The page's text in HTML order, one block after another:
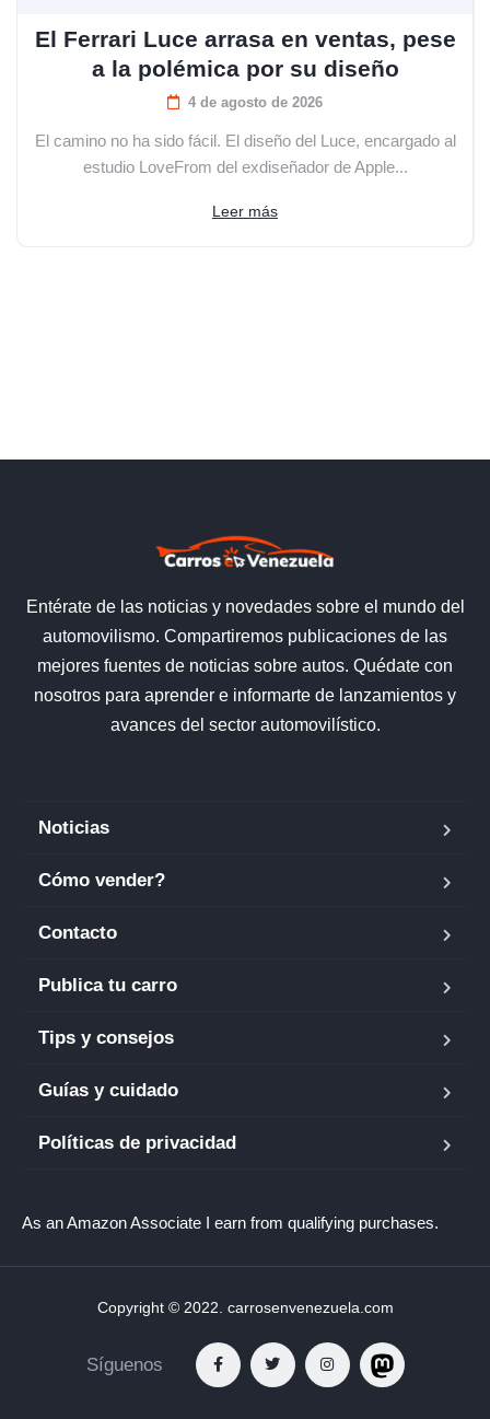
El Ferrari Luce arrasa en ventas, pese
a la polémica por su diseño
4 de agosto de 2026
El camino no ha sido fácil. El diseño del Luce, encargado al
estudio LoveFrom del exdiseñador de Apple...
Leer más
Entérate de las noticias y novedades sobre el mundo del
automovilismo. Compartiremos publicaciones de las
mejores fuentes de noticias sobre autos. Quédate con
nosotros para aprender e informarte de lanzamientos y
avances del sector automovilístico.
Noticias
Cómo vender?
Contacto
Publica tu carro
Tips y consejos
Guías y cuidado
Políticas de privacidad
As an Amazon Associate I earn from qualifying purchases.
Copyright © 2022. carrosenvenezuela.com
Síguenos